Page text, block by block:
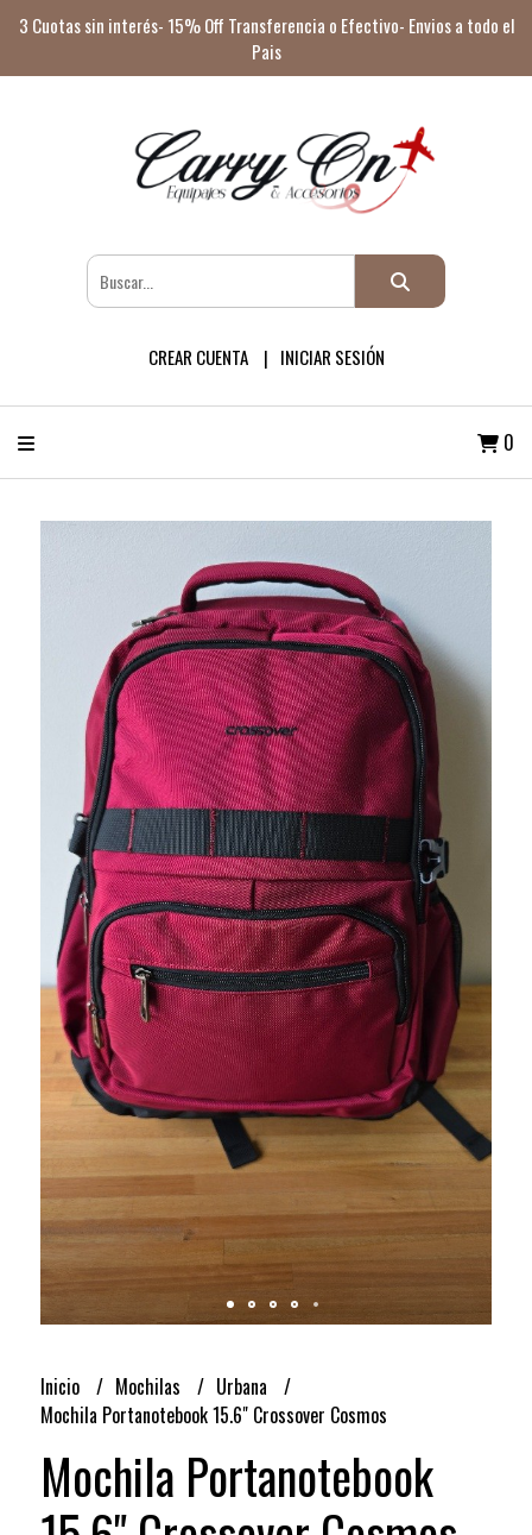
3 Cuotas sin interés- 15% Off Transferencia o Efectivo- Envios a todo el
Pais
CREAR CUENTA INICIAR SESIÓN
0
Inicio Mochilas
Urbana
Mochila Portanotebook 15.6" Crossover Cosmos
Mochila Portanotebook